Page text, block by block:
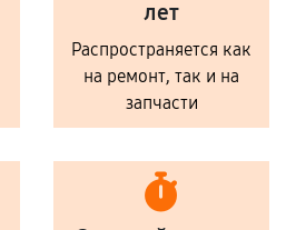
лет
Распространяется как
на ремонт, так и на
запчасти